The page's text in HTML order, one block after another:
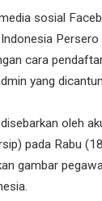
sosial
cara
yang
oleh
pada Rabu
gambar